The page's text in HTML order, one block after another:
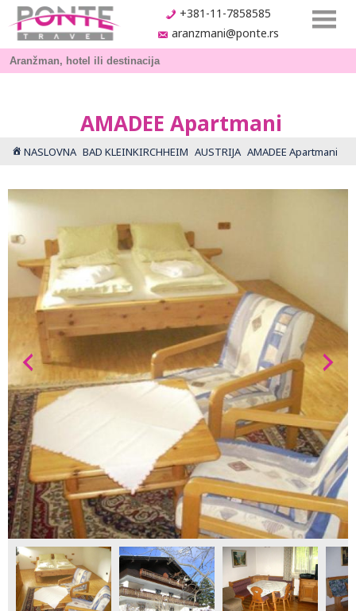
+381-11-7858585
aranzmani@ponte.rs
AMADEE Apartmani
NASLOVNA BAD KLEINKIRCHHEIM AUSTRIJA AMADEE Apartmani